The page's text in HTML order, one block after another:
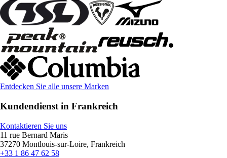
Entdecken Sie alle unsere Marken
Kundendienst in Frankreich
Kontaktieren Sie uns
11 rue Bernard Maris
37270 Montlouis-sur-Loire, Frankreich
+33 1 86 47 62 58